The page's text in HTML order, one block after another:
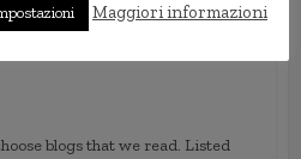
blogs that we read. Listed
Maggiori informazioni